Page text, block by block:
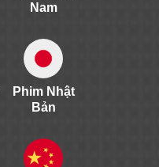
Nam
Phim Nhật
Bản